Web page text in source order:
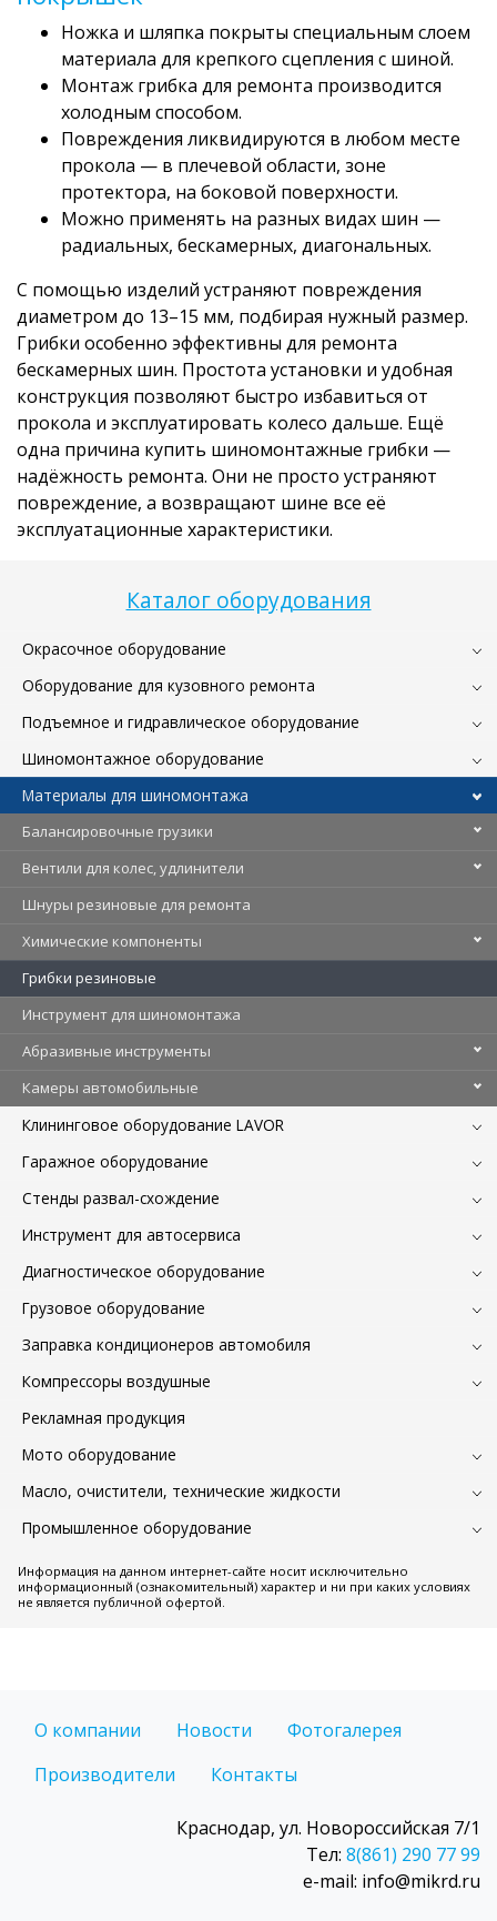
Каталог оборудования
Окрасочное оборудование
Оборудование для кузовного ремонта
Подъемное и гидравлическое оборудование
Шиномонтажное оборудование
Материалы для шиномонтажа
Балансировочные грузики
Вентили для колес, удлинители
Шнуры резиновые для ремонта
Химические компоненты
Грибки резиновые
Инструмент для шиномонтажа
Абразивные инструменты
Камеры автомобильные
Клининговое оборудование LAVOR
Гаражное оборудование
Стенды развал-схождение
Инструмент для автосервиса
Диагностическое оборудование
Грузовое оборудование
Заправка кондиционеров автомобиля
Компрессоры воздушные
Рекламная продукция
Мото оборудование
Масло, очистители, технические жидкости
Промышленное оборудование
Информация на данном интернет-сайте носит исключительно
информационный (ознакомительный) характер и ни при каких условиях
не является публичной офертой.
Ножка и шляпка покрыты специальным слоем
материала для крепкого сцепления с шиной.
Монтаж грибка для ремонта производится
холодным способом.
Повреждения ликвидируются в любом месте
прокола — в плечевой области, зоне
протектора, на боковой поверхности.
Можно применять на разных видах шин —
радиальных, бескамерных, диагональных.
С помощью изделий устраняют повреждения
диаметром до 13–15 мм, подбирая нужный размер.
Грибки особенно эффективны для ремонта
бескамерных шин. Простота установки и удобная
конструкция позволяют быстро избавиться от
прокола и эксплуатировать колесо дальше. Ещё
одна причина купить шиномонтажные грибки —
надёжность ремонта. Они не просто устраняют
повреждение, а возвращают шине все её
эксплуатационные характеристики.
О компании Новости
Фотогалерея
Производители
Контакты
Краснодар, ул. Новороссийская 7/1
Тел: 8(861) 290 77 99
e-mail: info@mikrd.ru